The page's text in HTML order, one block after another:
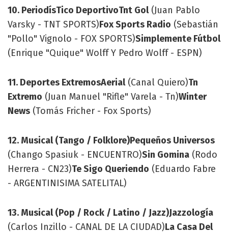
10. PeriodísTico DeportivoTnt Gol(Juan Pablo
Varsky - TNT SPORTS)Fox Sports Radio (Sebastián
"Pollo" Vignolo - FOX SPORTS)Simplemente Fútbol
(Enrique "Quique" Wolff Y Pedro Wolff - ESPN)
11. Deportes ExtremosAerial(Canal Quiero)Tn
Extremo (Juan Manuel "Rifle" Varela - Tn)Winter
News (Tomás Fricher - Fox Sports)
12. Musical (Tango / Folklore)Pequeños Universos
(Chango Spasiuk - ENCUENTRO)Sin Gomina (Rodo
Herrera - CN23)Te Sigo Queriendo (Eduardo Fabre
- ARGENTINISIMA SATELITAL)
13. Musical (Pop / Rock / Latino / Jazz)Jazzología
(Carlos Inzillo - CANAL DE LA CIUDAD)La Casa Del